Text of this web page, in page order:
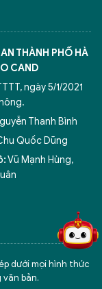
THÀNH PHỐ HÀ
CAND
ngày 5/1/2021
Thanh Bình
Quốc Dũng
Vũ Mạnh Hùng,
dưới mọi hình thức
bản.
xử lý điểm nghẽn của